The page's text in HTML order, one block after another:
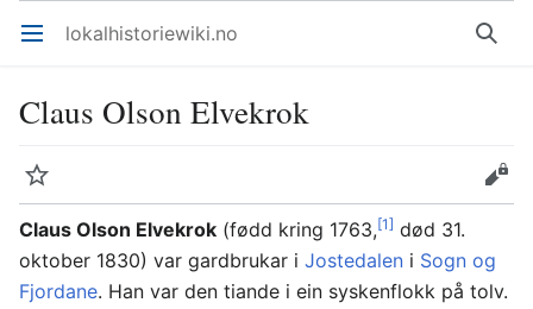
Åpne hovedmenyen lokalhistoriewiki.no Søk
Claus Olson Elvekrok
Overvåk
Rediger
Claus Olson Elvekrok (fødd kring 1763,[1] død 31.
oktober 1830) var gardbrukar i Jostedalen i Sogn og
Fjordane. Han var den tiande i ein syskenflokk på tolv.